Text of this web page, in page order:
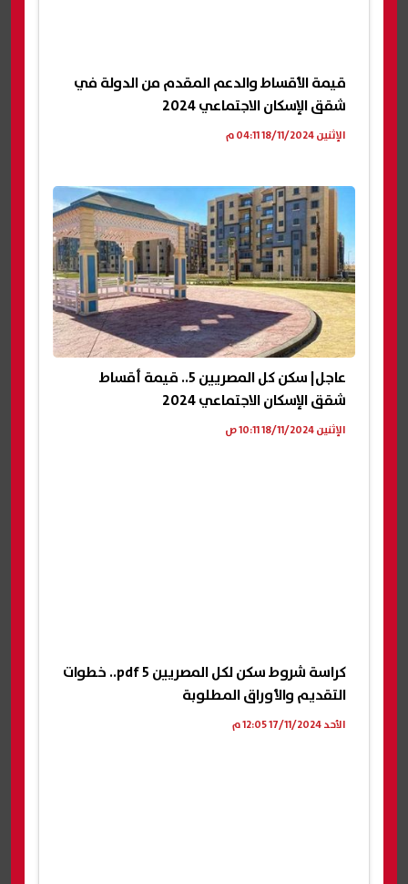
قيمة الأقساط والدعم المقدم من الدولة في
شقق الإسكان الاجتماعي 2024
الإثنين 18/11/2024 04:11 م
عاجل| سكن كل المصريين 5.. قيمة أقساط
شقق الإسكان الاجتماعي 2024
الإثنين 18/11/2024 10:11 ص
كراسة شروط سكن لكل المصريين 5 pdf.. خطوات
التقديم والأوراق المطلوبة
الأحد 17/11/2024 12:05 م